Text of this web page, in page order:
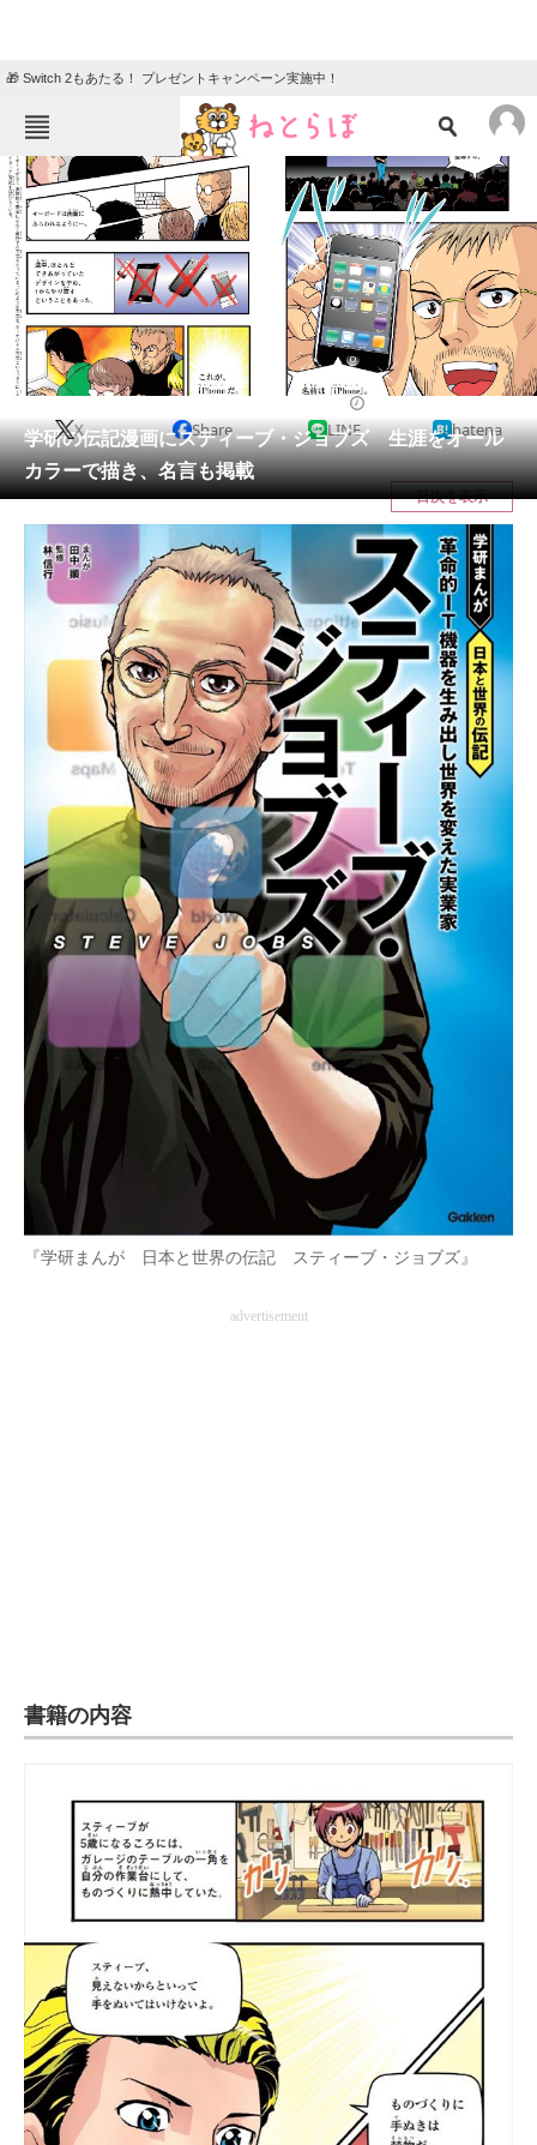
🎁 Switch 2もあたる！ プレゼントキャンペーン実施中！
ねとらぼメニュー
TOP ニュース
エンタメ クイズ
グルメ 地域
住まい 教育・育児
動物 リサーチ
会員記事
メディア
ITの今と未来を見通す
スマホと通信の最新トレンド
進化するPCとデバイスの未来
好きが集まる 比べて選べる
ビジネスと働き方のヒント
AI活用のいまが分かる
企業ITのトレンドを詳説
経営リーダーのコミュニティ
マーケ×ITの今がよく分かる
ITエンジニア向け専門サイト
企業向けIT製品の総合サイト
IT製品の技術・比較・事例
製造業のIT導入・活用を支援
モノづくり技術者専門サイト
エレクトロニクス専門サイト
学研の伝記漫画にスティーブ・ジョブズ 生涯をオール
カラーで描き、名言も掲載
X Share LINE hatena
目次を表示
『学研まんが 日本と世界の伝記 スティーブ・ジョブズ』
advertisement
書籍の内容